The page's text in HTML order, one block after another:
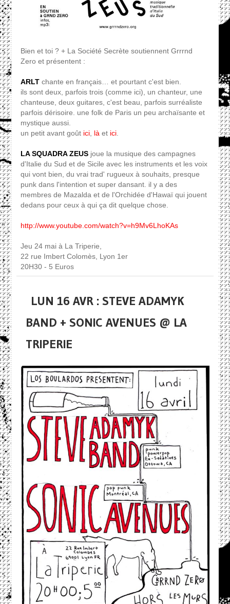
Bien et toi ? + La Société Secrète soutiennent Grrrnd
Zero et présentent :
ARLTchante en français… et pourtant c'est bien.
ils sont deux, parfois trois (comme ici), un chanteur, une
chanteuse, deux guitares, c'est beau, parfois surréaliste
parfois dérisoire. une folk de Paris un peu archaïsante et
mystique aussi.
un petit avant goût ici, là et ici.
LA SQUADRA ZEUSjoue la musique des campagnes
d'Italie du Sud et de Sicile avec les instruments et les voix
qui vont bien, du vrai trad' rugueux à souhaits, presque
punk dans l'intention et super dansant. il y a des
membres de Mazalda et de l'Orchidée d'Hawaï qui jouent
dedans pour ceux à qui ça dit quelque chose.
http://www.youtube.com/watch?v=h9Mv6LhoKAs
Jeu 24 mai à La Triperie,
22 rue Imbert Colomès, Lyon 1er
20H30 - 5 Euros
LUN 16 AVR : STEVE ADAMYK
BAND + SONIC AVENUES @ LA
TRIPERIE